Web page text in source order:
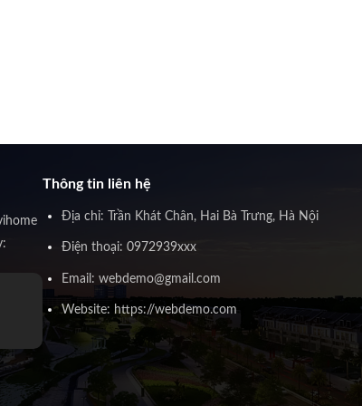
Thông tin liên hệ
Địa chỉ: Trần Khát Chân, Hai Bà Trưng, Hà Nội
Điện thoại: 0972939xxx
Email: webdemo@gmail.com
Website: https://webdemo.com